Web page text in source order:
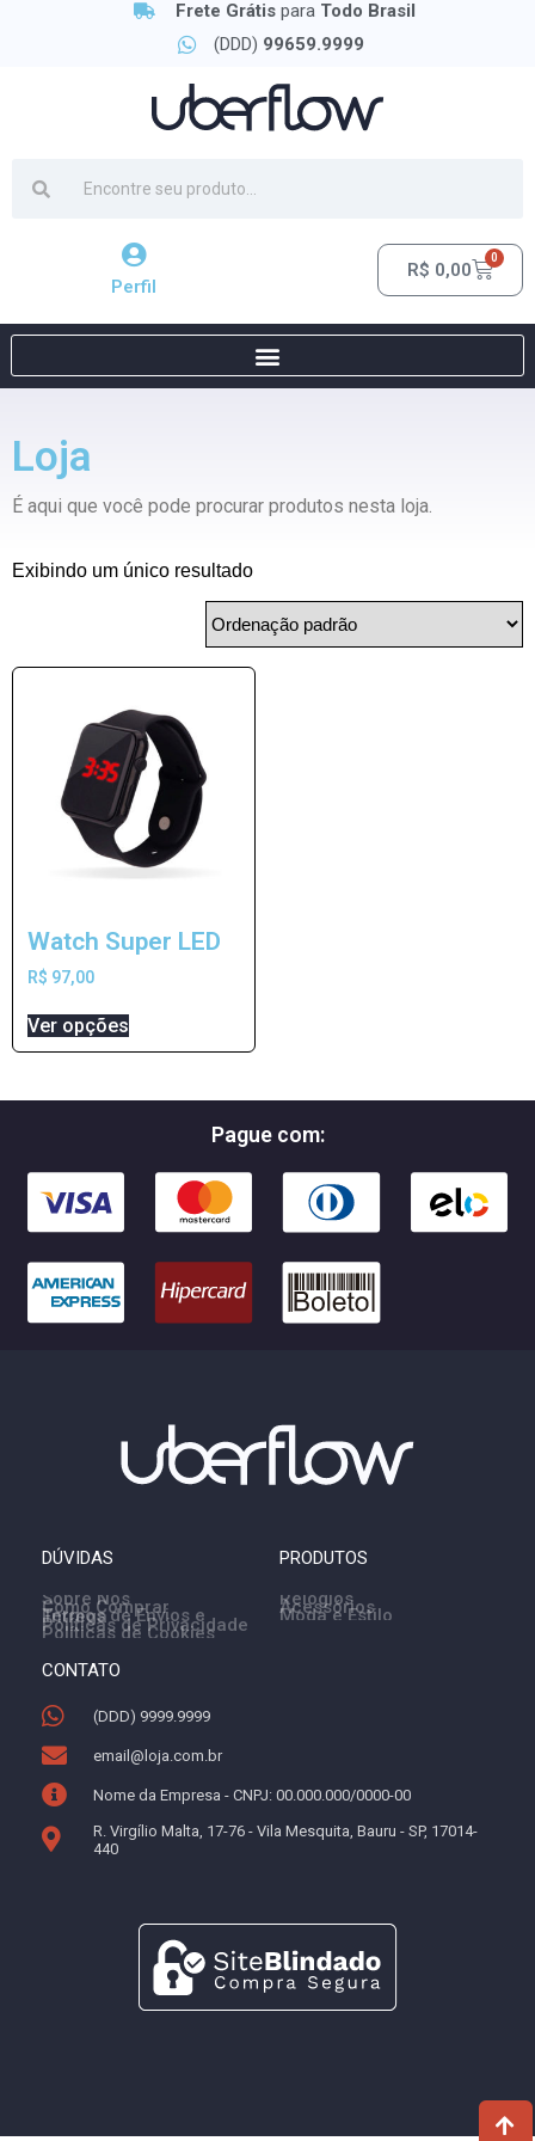
Frete Grátispara Todo Brasil
(DDD) 99659.9999
Perfil
R$ 0,00
0
Loja
É aqui que você pode procurar produtos nesta loja.
Exibindo um único resultado
Watch Super LED
R$ 97,00
Ver opções
Pague com:
DÚVIDAS
Sobre Nós
Como Comprar
Termos de Envios e Entrega
Políticas de Privacidade
Políticas de Cookies
PRODUTOS
Relógios
Acessórios
Moda e Estilo
CONTATO
(DDD) 9999.9999
email@loja.com.br
Nome da Empresa - CNPJ: 00.000.000/0000-00
R. Virgílio Malta, 17-76 - Vila Mesquita, Bauru - SP, 17014-
440